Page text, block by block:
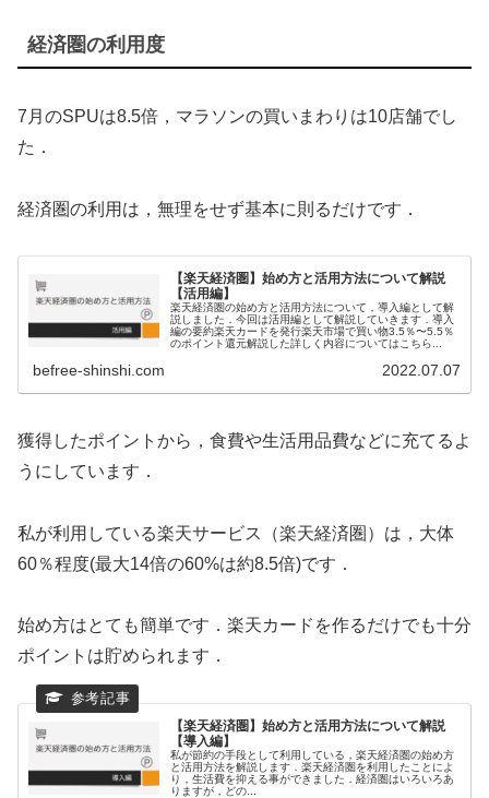
経済圏の利用度
7月のSPUは8.5倍，マラソンの買いまわりは10店舗でし
た．
経済圏の利用は，無理をせず基本に則るだけです．
【楽天経済圏】始め方と活用方法について解説
【活用編】
楽天経済圏の始め方と活用方法について，導入編として解
説しました．今回は活用編として解説していきます．導入
編の要約楽天カードを発行楽天市場で買い物3.5％〜5.5％
のポイント還元解説した詳しく内容についてはこちら...
befree-shinshi.com 2022.07.07
獲得したポイントから，食費や生活用品費などに充てるよ
うにしています．
私が利用している楽天サービス（楽天経済圏）は，大体
60％程度(最大14倍の60%は約8.5倍)です．
始め方はとても簡単です．楽天カードを作るだけでも十分
ポイントは貯められます．
【楽天経済圏】始め方と活用方法について解説
【導入編】
私が節約の手段として利用している，楽天経済圏の始め方
と活用方法を解説します．楽天経済圏を利用したことによ
り，生活費を抑える事ができました．経済圏はいろいろあ
りますが，どの...